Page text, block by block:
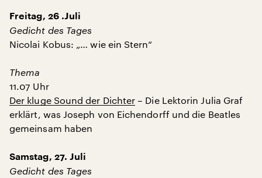
Freitag, 26 .Juli
Gedicht des Tages
Nicolai Kobus: „… wie ein Stern“
Thema
11.07 Uhr
Der kluge Sound der Dichter – Die Lektorin Julia Graf
erklärt, was Joseph von Eichendorff und die Beatles
gemeinsam haben
Samstag, 27. Juli
Gedicht des Tages